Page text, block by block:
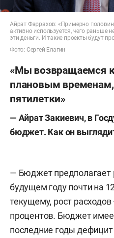
Айрат Фаррахов: «Примерно
активно используется, чего раньше
эти деньги. И такие проекты будут
Фото: Сергей Елагин
«Мы возвращаемся
плановым временам,
пятилетки»
— Айрат Закиевич, в
бюджет. Как он
— Бюджет предполагает
будущем году почти на
текущему, рост
процентов. Бюджет
последние годы